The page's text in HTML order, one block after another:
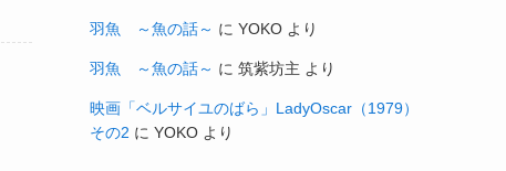
羽魚 ～魚の話～ に YOKO より
羽魚 ～魚の話～ に 筑紫坊主 より
映画「ベルサイユのばら」LadyOscar（1979）
その2 に YOKO より